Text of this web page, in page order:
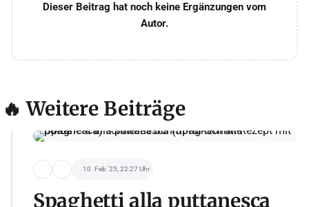
Dieser Beitrag hat noch keine Ergänzungen vom
Autor.
🔥 Weitere Beiträge
10. Feb '25, 22:27 Uhr
Spaghetti alla puttanesca